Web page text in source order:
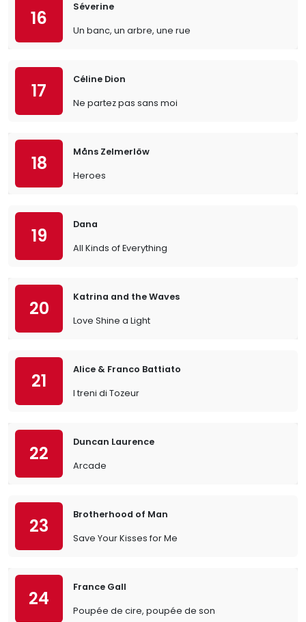
16
Séverine
Un banc, un arbre, une rue
17
Céline Dion
Ne partez pas sans moi
18
Måns Zelmerlöw
Heroes
19
Dana
All Kinds of Everything
20
Katrina and the Waves
Love Shine a Light
21
Alice & Franco Battiato
I treni di Tozeur
22
Duncan Laurence
Arcade
23
Brotherhood of Man
Save Your Kisses for Me
24
France Gall
Poupée de cire, poupée de son